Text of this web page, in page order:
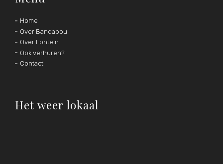
Home
Over Bandabou
Over Fontein
Ook verhuren?
Contact
Het weer lokaal